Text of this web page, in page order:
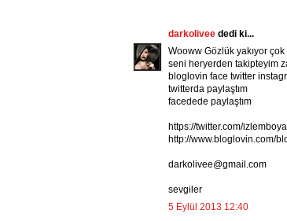
darkolivee dedi ki...
Wooww Gözlük yakıyor
seni heryerden takipteyim
bloglovin face twitter
twitterda paylaştım
facedede paylaştım
https://twitter.com/
http://www.bloglovin.com/
darkolivee@gmail.com
sevgiler
5 Eylül 2013 12:40